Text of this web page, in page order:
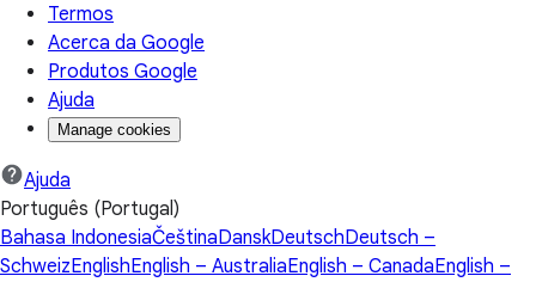
Termos
Acerca da Google
Produtos Google
Ajuda
Manage cookies
Ajuda
Português (Portugal)
Bahasa IndonesiaČeštinaDanskDeutschDeutsch –
SchweizEnglishEnglish – AustraliaEnglish – CanadaEnglish –